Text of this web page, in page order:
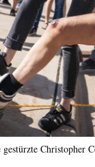
Christopher